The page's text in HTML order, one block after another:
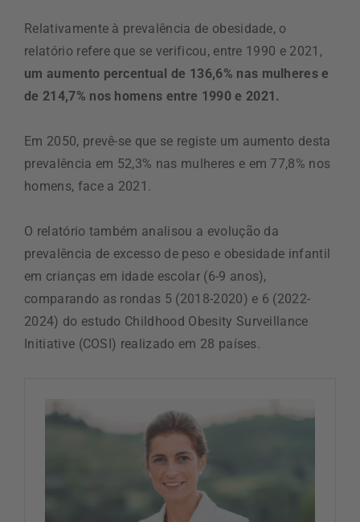
Relativamente à prevalência de obesidade, o
relatório refere que se verificou, entre 1990 e 2021,
um aumento percentual de 136,6% nas mulheres e
de 214,7% nos homens entre 1990 e 2021.
Em 2050, prevê-se que se registe um aumento desta
prevalência em 52,3% nas mulheres e em 77,8% nos
homens, face a 2021.
O relatório também analisou a evolução da
prevalência de excesso de peso e obesidade infantil
em crianças em idade escolar (6-9 anos),
comparando as rondas 5 (2018-2020) e 6 (2022-
2024) do estudo Childhood Obesity Surveillance
Initiative (COSI) realizado em 28 países.